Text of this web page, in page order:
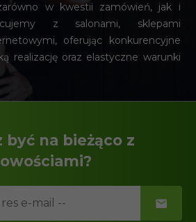
w kwestii zamówień, jak i
z salonami, sklepami
oferując konkurencyjne
realizację oraz elastyczne warunki
być na bieżąco z